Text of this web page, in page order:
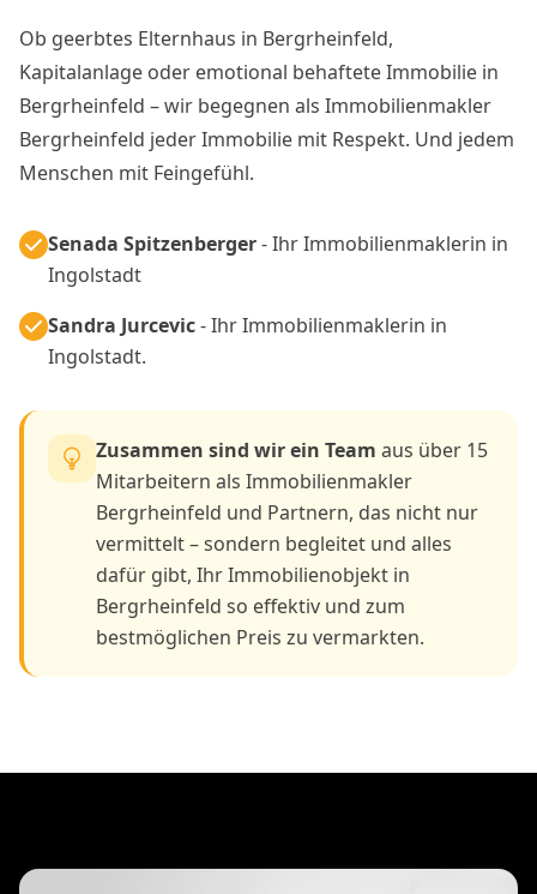
Ob geerbtes Elternhaus in Bergrheinfeld,
Kapitalanlage oder emotional behaftete Immobilie in
Bergrheinfeld – wir begegnen als Immobilienmakler
Bergrheinfeld jeder Immobilie mit Respekt. Und jedem
Menschen mit Feingefühl.
Senada Spitzenberger- Ihr Immobilienmaklerin in
Ingolstadt
Sandra Jurcevic- Ihr Immobilienmaklerin in
Ingolstadt.
Zusammen sind wir ein Team aus über 15
Mitarbeitern als Immobilienmakler
Bergrheinfeld und Partnern, das nicht nur
vermittelt – sondern begleitet und alles
dafür gibt, Ihr Immobilienobjekt in
Bergrheinfeld so effektiv und zum
bestmöglichen Preis zu vermarkten.